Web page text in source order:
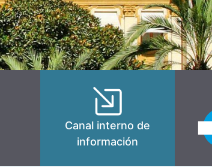
Canal interno de
información